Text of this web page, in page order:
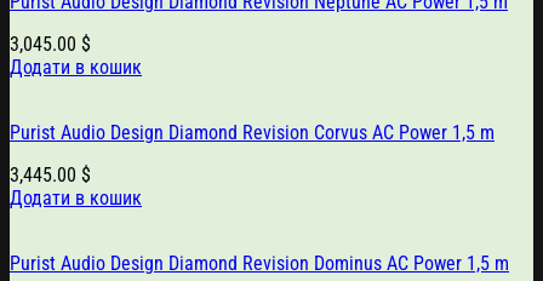
3,045.00 $
Додати в кошик
Purist Audio Design Diamond Revision Corvus AC Power 1,5 m
3,445.00 $
Додати в кошик
Purist Audio Design Diamond Revision Dominus AC Power 1,5 m